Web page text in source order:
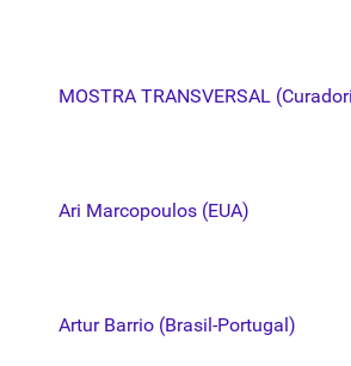
MOSTRA TRANSVERSAL
Ari Marcopoulos (EUA)
Artur Barrio (Brasil-Portugal)